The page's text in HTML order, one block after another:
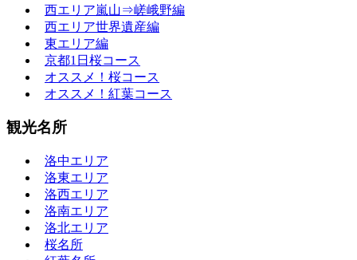
西エリア嵐山⇒嵯峨野編
西エリア世界遺産編
東エリア編
京都1日桜コース
オススメ！桜コース
オススメ！紅葉コース
観光名所
洛中エリア
洛東エリア
洛西エリア
洛南エリア
洛北エリア
桜名所